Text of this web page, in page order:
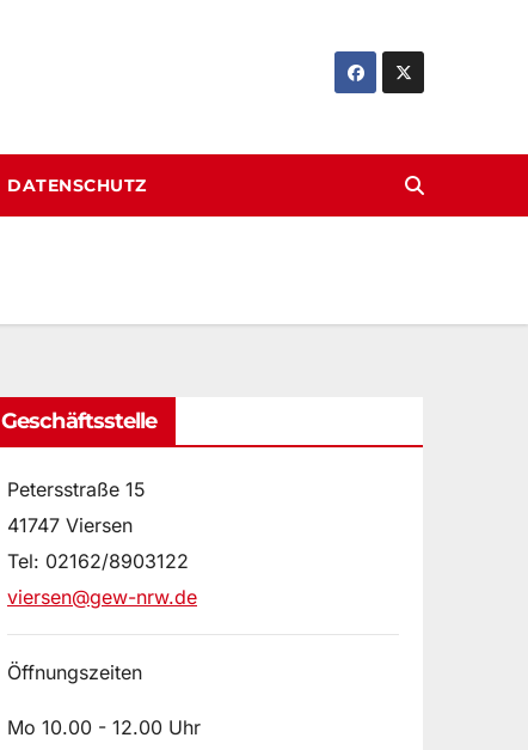
DATENSCHUTZ
Geschäftsstelle
Petersstraße 15
41747 Viersen
Tel: 02162/8903122
viersen@gew-nrw.de
Öffnungszeiten
Mo 10.00 - 12.00 Uhr